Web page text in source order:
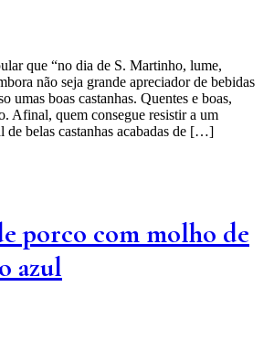
que “no dia de S. Martinho, lume,
não seja grande apreciador de bebidas
umas boas castanhas. Quentes e boas,
Afinal, quem consegue resistir a um
de belas castanhas acabadas de […]
porco com molho de
azul